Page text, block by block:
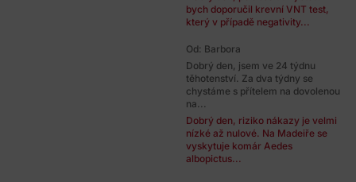
bych doporučil krevní VNT test,
který v případě negativity...
Od: Barbora
Dobrý den, jsem ve 24 týdnu
těhotenství. Za dva týdny se
chystáme s přítelem na dovolenou
na...
Dobrý den, riziko nákazy je velmi
nízké až nulové. Na Madeiře se
vyskytuje komár Aedes
albopictus...